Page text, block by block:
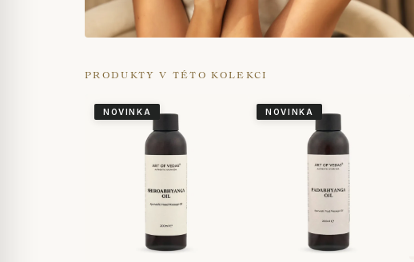
PRODUKTY V TÉTO KOLEKCI
NOVINKA NOVINKA